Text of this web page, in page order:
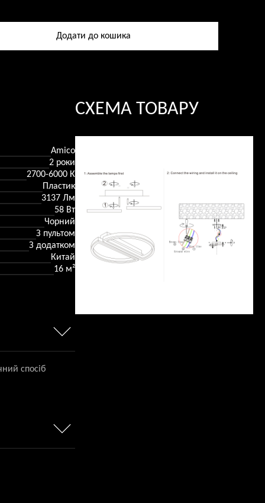
Додати до кошика
Amico
2 роки
2700-6000 К
Пластик
3137 Лм
58 Вт
Чорний
З пультом
З додатком
Китай
16 м²
спосіб
СХЕМА ТОВАРУ